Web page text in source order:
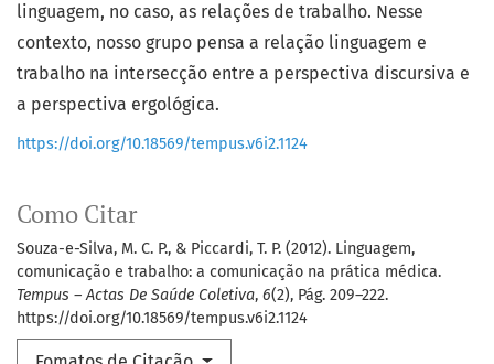
Como Citar
Souza-e-Silva, M. C. P., & Piccardi, T. P. (2012). Linguagem,
comunicação e trabalho: a comunicação na prática médica.
Tempus – Actas De Saúde Coletiva, 6(2), Pág. 209–222.
https://doi.org/10.18569/tempus.v6i2.1124
linguagem, no caso, as relações de trabalho. Nesse
contexto, nosso grupo pensa a relação linguagem e
trabalho na intersecção entre a perspectiva discursiva e
a perspectiva ergológica.
https://doi.org/10.18569/tempus.v6i2.1124